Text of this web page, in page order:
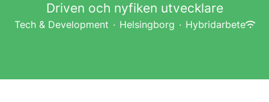
Driven och nyfiken utvecklare
Tech & Development · Helsingborg · Hybridarbete